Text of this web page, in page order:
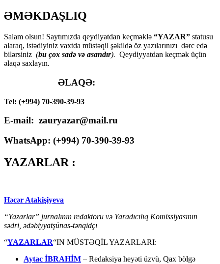
ƏMƏKDAŞLIQ
Salam olsun! Saytımızda qeydiyatdan keçməklə “YAZAR” statusu
alaraq, istədiyiniz vaxtda müstəqil şəkildə öz yazılarınızı dərc edə
bilərsiniz (bu çox sadə və asandır). Qeydiyyatdan keçmək üçün
əlaqə saxlayın.
ƏLAQƏ:
Tel: (+994) 70-390-39-93
E-mail: zauryazar@mail.ru
WhatsApp: (+994) 70-390-39-93
YAZARLAR :
Həcər Atakişiyeva
“Yazarlar” jurnalının redaktoru və Yaradıcılıq Komissiyasının
sədri, ədəbiyyatşünas-tənqidçı
“YAZARLAR“IN MÜSTƏQİL YAZARLARI:
Aytac İBRAHİM – Redaksiya heyəti üzvü, Qax bölgə